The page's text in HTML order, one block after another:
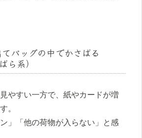
バッグの中でかさばる
ら系）
やすい一方で、紙やカードが増
。
ン」「他の荷物が入らない」と感